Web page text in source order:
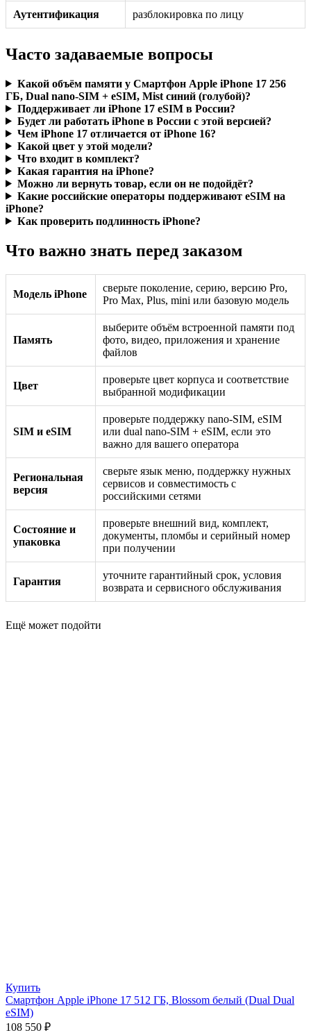
Аутентификация разблокировка по лицу
Часто задаваемые вопросы
Какой объём памяти у Смартфон Apple iPhone 17 256
ГБ, Dual nano-SIM + eSIM, Mist синий (голубой)?
Поддерживает ли iPhone 17 eSIM в России?
Будет ли работать iPhone в России с этой версией?
Чем iPhone 17 отличается от iPhone 16?
Какой цвет у этой модели?
Что входит в комплект?
Какая гарантия на iPhone?
Можно ли вернуть товар, если он не подойдёт?
Какие российские операторы поддерживают eSIM на
iPhone?
Как проверить подлинность iPhone?
Что важно знать перед заказом
Модель iPhone
сверьте поколение, серию, версию Pro,
Pro Max, Plus, mini или базовую модель
Память
выберите объём встроенной памяти под
фото, видео, приложения и хранение
файлов
Цвет
проверьте цвет корпуса и соответствие
выбранной модификации
SIM и eSIM
проверьте поддержку nano-SIM, eSIM
или dual nano-SIM + eSIM, если это
важно для вашего оператора
Региональная
версия
сверьте язык меню, поддержку нужных
сервисов и совместимость с
российскими сетями
Состояние и
упаковка
проверьте внешний вид, комплект,
документы, пломбы и серийный номер
при получении
Гарантия
уточните гарантийный срок, условия
возврата и сервисного обслуживания
Ещё может подойти
Купить
Смартфон Apple iPhone 17 512 ГБ, Blossom белый (Dual Dual
eSIM)
108 550 ₽